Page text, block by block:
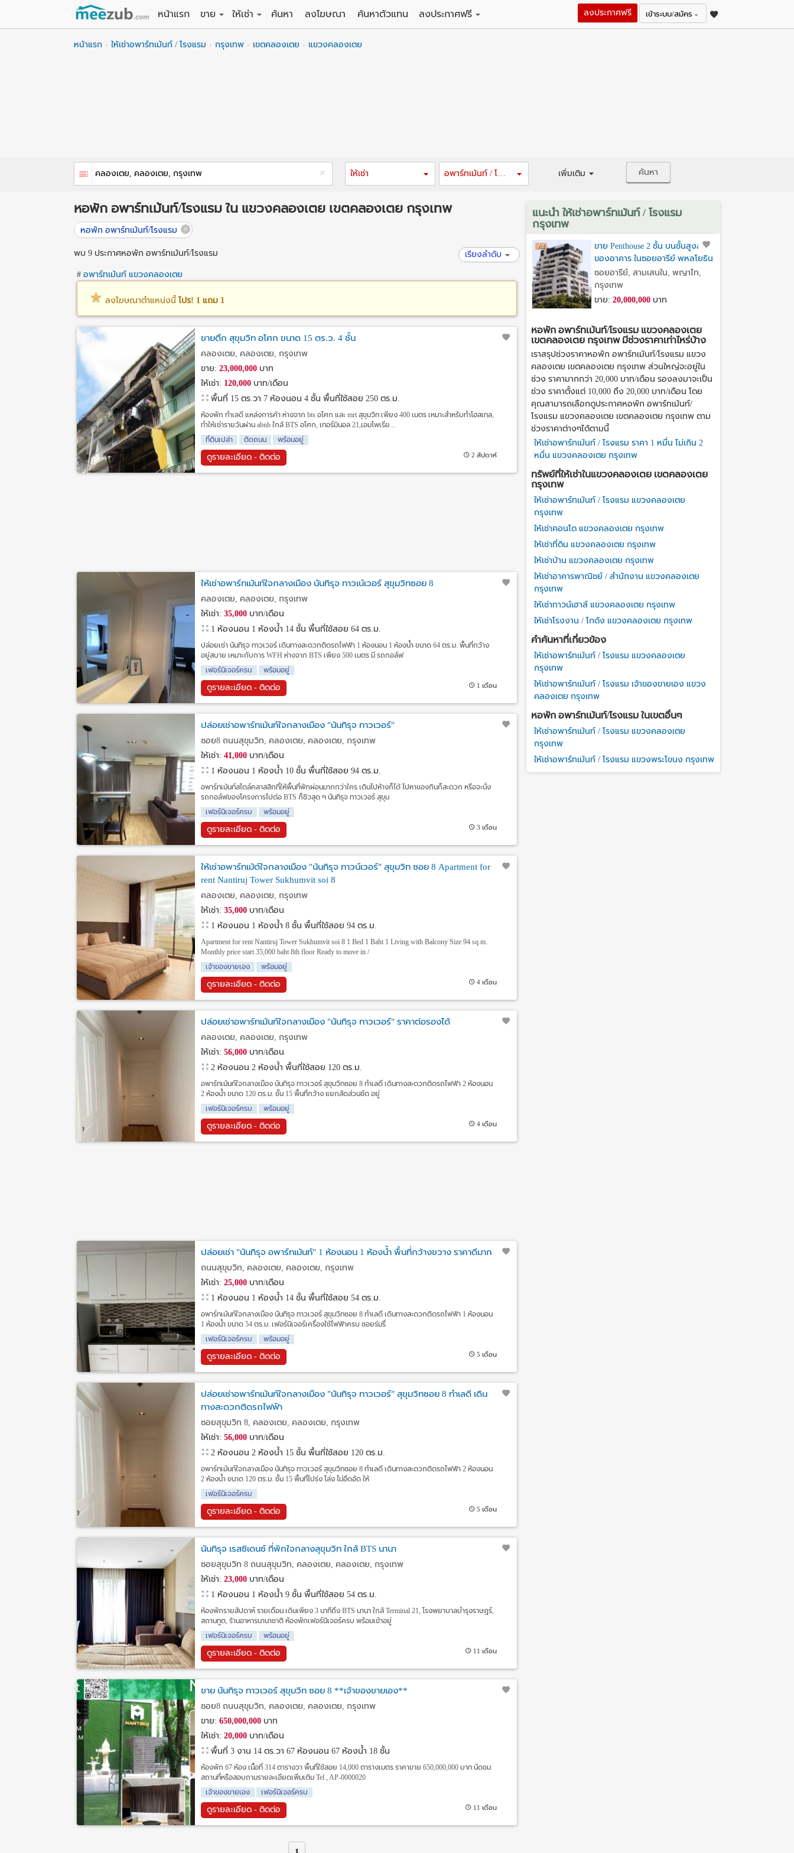
หน้าแรก
ขาย
ขายบ้าน
ให้เช่า
ค้นหา ลงโฆษณา ค้นหาตัวแทน
ลงประกาศฟรี
เข้าระบบ/สมัคร
ลงประกาศฟรี
หน้าแรก ให้เช่าอพาร์ทเม้นท์ / โรงแรม กรุงเทพ เขตคลองเตย แขวงคลองเตย
ให้เช่า อพาร์ทเม้นท์ / โรงแรม เพิ่มเติม ค้นหา
หอพัก อพาร์ทเม้นท์/โรงแรม ใน แขวงคลองเตย เขตคลองเตย กรุงเทพ
หอพัก อพาร์ทเม้นท์/โรงแรม
พบ 9 ประกาศหอพัก อพาร์ทเม้นท์/โรงแรม เรียงลำดับ
# อพาร์ทเม้นท์ แขวงคลองเตย
ลงโฆษณาตำแหน่งนี้ โปร! 1 แถม 1
ขายตึก สุขุมวิท อโศก ขนาด 15 ตร.ว. 4 ชั้น
คลองเตย, คลองเตย, กรุงเทพ
ขาย: 23,000,000 บาท
ให้เช่า: 120,000 บาท/เดือน
พื้นที่ 15 ตร.วา 7 ห้องนอน 4 ชั้น พื้นที่ใช้สอย 250 ตร.ม.
ห้องพัก ทำเลดี แหล่งการค้า ห่างจาก bts อโศก และ mrt สุขุมวิท เพียง 400 เมตร เหมาะสำหรับทำโฮสเทล,
ทำให้เช่ารายวันผ่าน abnb ใกล้ BTS อโศก, เทอร์มินอล 21,เอมโพเรีย...
ที่ดินเปล่า
ติดถนน พร้อมอยู่
ดูรายละเอียด - ติดต่อ 2 สัปดาห์
ให้เช่าอพาร์ทเม้นท์ใจกลางเมือง นันทิรุจ ทาวเน์เวอร์ สุขุมวิทซอย 8
คลองเตย, คลองเตย, กรุงเทพ
ให้เช่า: 35,000 บาท/เดือน
1 ห้องนอน 1 ห้องน้ำ 14 ชั้น พื้นที่ใช้สอย 64 ตร.ม.
ปล่อยเช่า นันทิรุจ ทาวเวอร์ เดินทางสะดวกติดรถไฟฟ้า 1 ห้องนอน 1 ห้องน้ำ ขนาด 64 ตร.ม. พื้นที่กว้าง
อยู่สบาย เหมาะกับการ WFH ห่างจาก BTS เพียง 500 เมตร มี รถกอล์ฟ
เฟอร์นิเจอร์ครบ
พร้อมอยู่
ดูรายละเอียด - ติดต่อ 1 เดือน
ปล่อยเช่าอพาร์ทเม้นท์ใจกลางเมือง "นันทิรุจ ทาวเวอร์"
ซอย8 ถนนสุขุมวิท, คลองเตย, คลองเตย, กรุงเทพ
ให้เช่า: 41,000 บาท/เดือน
1 ห้องนอน 1 ห้องน้ำ 10 ชั้น พื้นที่ใช้สอย 94 ตร.ม.
อพาร์ทเม้นท์สไตล์คลาสสิกที่ให้พื้นที่พักผ่อนมากกว่าใคร เดินไปห้างก็ได้ ไปหาของกินก็สะดวก หรือจะนั่ง
รถกอล์ฟของโครงการไปต่อ BTS ก็ชิวสุด ๆ นันทิรุจ ทาวเวอร์ สุขุม
เฟอร์นิเจอร์ครบ
พร้อมอยู่
ดูรายละเอียด - ติดต่อ 3 เดือน
ให้เช่าอพาร์ทเม้ต์ใจกลางเมือง "นันทิรุจ ทาวน์เวอร์" สุขุมวิท ซอย 8 Apartment for
rent Nantiruj Tower Sukhumvit soi 8
คลองเตย, คลองเตย, กรุงเทพ
ให้เช่า: 35,000 บาท/เดือน
1 ห้องนอน 1 ห้องน้ำ 8 ชั้น พื้นที่ใช้สอย 94 ตร.ม.
Apartment for rent Nantiruj Tower Sukhumvit soi 8 1 Bed 1 Baht 1 Living with Balcony Size 94 sq.m.
Monthly price start 35,000 baht 8th floor Ready to move in /
เจ้าของขายเอง
พร้อมอยู่
ดูรายละเอียด - ติดต่อ 4 เดือน
ปล่อยเช่าอพาร์ทเม้นท์ใจกลางเมือง "นันทิรุจ ทาวเวอร์" ราคาต่อรองได้
คลองเตย, คลองเตย, กรุงเทพ
ให้เช่า: 56,000 บาท/เดือน
2 ห้องนอน 2 ห้องน้ำ พื้นที่ใช้สอย 120 ตร.ม.
อพาร์ทเม้นท์ใจกลางเมือง นันทิรุจ ทาวเวอร์ สุขุมวิทซอย 8 ทำเลดี เดินทางสะดวกติดรถไฟฟ้า 2 ห้องนอน
2 ห้องน้ำ ขนาด 120 ตร.ม. ชั้น 15 พื้นที่กว้าง แยกสัดส่วนชัด อยู่
เฟอร์นิเจอร์ครบ
พร้อมอยู่
ดูรายละเอียด - ติดต่อ 4 เดือน
ปล่อยเช่า "นันทิรุจ อพาร์ทเม้นท์" 1 ห้องนอน 1 ห้องน้ำ พื้นที่กว้างขวาง ราคาดีมาก
ถนนสุขุมวิท, คลองเตย, คลองเตย, กรุงเทพ
ให้เช่า: 25,000 บาท/เดือน
1 ห้องนอน 1 ห้องน้ำ 14 ชั้น พื้นที่ใช้สอย 54 ตร.ม.
อพาร์ทเม้นท์ใจกลางเมือง นันทิรุจ ทาวเวอร์ สุขุมวิทซอย 8 ทำเลดี เดินทางสะดวกติดรถไฟฟ้า 1 ห้องนอน
1 ห้องน้ำ ขนาด 54 ตร.ม. เฟอร์นิเจอร์เครื่องใช้ไฟฟ้าครบ ซอยร่มรื่
เฟอร์นิเจอร์ครบ
พร้อมอยู่
ดูรายละเอียด - ติดต่อ 5 เดือน
ปล่อยเช่าอพาร์ทเม้นท์ใจกลางเมือง "นันทิรุจ ทาวเวอร์" สุขุมวิทซอย 8 ทำเลดี เดิน
ทางสะดวกติดรถไฟฟ้า
ซอยสุขุมวิท 8, คลองเตย, คลองเตย, กรุงเทพ
ให้เช่า: 56,000 บาท/เดือน
2 ห้องนอน 2 ห้องน้ำ 15 ชั้น พื้นที่ใช้สอย 120 ตร.ม.
อพาร์ทเม้นท์ใจกลางเมือง นันทิรุจ ทาวเวอร์ สุขุมวิทซอย 8 ทำเลดี เดินทางสะดวกติดรถไฟฟ้า 2 ห้องนอน
2 ห้องน้ำ ขนาด 120 ตร.ม. ชั้น 15 พื้นที่โปร่ง โล่ง ไม่อึดอัด ให้
เฟอร์นิเจอร์ครบ
ดูรายละเอียด - ติดต่อ 5 เดือน
นันทิรุจ เรสซิเดนซ์ ที่พักใจกลางสุขุมวิท ใกล้ BTS นานา
ซอยสุขุมวิท 8 ถนนสุขุมวิท, คลองเตย, คลองเตย, กรุงเทพ
ให้เช่า: 23,000 บาท/เดือน
1 ห้องนอน 1 ห้องน้ำ 9 ชั้น พื้นที่ใช้สอย 54 ตร.ม.
ห้องพักรายสัปดาห์ รายเดือน เดินเพียง 3 นาทีถึง BTS นานา ใกล้ Terminal 21, โรงพยาบาลบำรุงราษฎร์,
สถานทูต, ร้านอาหารนานาชาติ ห้องพักเฟอร์นิเจอร์ครบ พร้อมเข้าอยู่
เฟอร์นิเจอร์ครบ
พร้อมอยู่
ดูรายละเอียด - ติดต่อ 11 เดือน
ขาย นันทิรุจ ทาวเวอร์ สุขุมวิท ซอย 8 **เจ้าของขายเอง**
ซอย8 ถนนสุขุมวิท, คลองเตย, คลองเตย, กรุงเทพ
ขาย: 650,000,000 บาท
ให้เช่า: 20,000 บาท/เดือน
พื้นที่ 3 งาน 14 ตร.วา 67 ห้องนอน 67 ห้องน้ำ 18 ชั้น
ห้องพัก 67 ห้อง เนื้อที่ 314 ตารางวา พื้นที่ใช้สอย 14,000 ตารางเมตร ราคาขาย 650,000,000 บาท นัดชม
สถานที่หรือสอบถามรายละเอียดเพิ่มเติม Tel , AP-0000020
เจ้าของขายเอง
เฟอร์นิเจอร์ครบ
ดูรายละเอียด - ติดต่อ 11 เดือน
แนะนำ ให้เช่าอพาร์ทเม้นท์ / โรงแรม
กรุงเทพ
ขาย Penthouse 2 ชั้น บนชั้นสูงสุด
ของอาคาร ในซอยอารีย์ พหลโยธิน
7
ซอยอารีย์, สามเสนใน, พญาไท,
กรุงเทพ
ขาย: 20,000,000บาท
หอพัก อพาร์ทเม้นท์/โรงแรม แขวงคลองเตย
เขตคลองเตย กรุงเทพ มีช่วงราคาเท่าไหร่บ้าง
เราสรุปช่วงราคาหอพัก อพาร์ทเม้นท์/โรงแรม แขวง
คลองเตย เขตคลองเตย กรุงเทพ ส่วนใหญ่จะอยู่ใน
ช่วง ราคามากกว่า 20,000 บาท/เดือน รองลงมาจะเป็น
ช่วง ราคาตั้งแต่ 10,000 ถึง 20,000 บาท/เดือน โดย
คุณสามารถเลือกดูประกาศหอพัก อพาร์ทเม้นท์/
โรงแรม แขวงคลองเตย เขตคลองเตย กรุงเทพ ตาม
ช่วงราคาต่างๆได้ตามนี้
ให้เช่าอพาร์ทเม้นท์ / โรงแรม ราคา 1 หมื่น ไม่เกิน 2
หมื่น แขวงคลองเตย กรุงเทพ
ทรัพย์ที่ให้เช่าในแขวงคลองเตย เขตคลองเตย
กรุงเทพ
ให้เช่าอพาร์ทเม้นท์ / โรงแรม แขวงคลองเตย
กรุงเทพ
ให้เช่าคอนโด แขวงคลองเตย กรุงเทพ
ให้เช่าที่ดิน แขวงคลองเตย กรุงเทพ
ให้เช่าบ้าน แขวงคลองเตย กรุงเทพ
ให้เช่าอาคารพาณิชย์ / สำนักงาน แขวงคลองเตย
กรุงเทพ
ให้เช่าทาวน์เฮาส์ แขวงคลองเตย กรุงเทพ
ให้เช่าโรงงาน / โกดัง แขวงคลองเตย กรุงเทพ
คำค้นหาที่เกี่ยวข้อง
ให้เช่าอพาร์ทเม้นท์ / โรงแรม แขวงคลองเตย
กรุงเทพ
ให้เช่าอพาร์ทเม้นท์ / โรงแรม เจ้าของขายเอง แขวง
คลองเตย กรุงเทพ
หอพัก อพาร์ทเม้นท์/โรงแรม ในเขตอื่นๆ
ให้เช่าอพาร์ทเม้นท์ / โรงแรม แขวงคลองเตย
กรุงเทพ
ให้เช่าอพาร์ทเม้นท์ / โรงแรม แขวงพระโขนง กรุงเทพ